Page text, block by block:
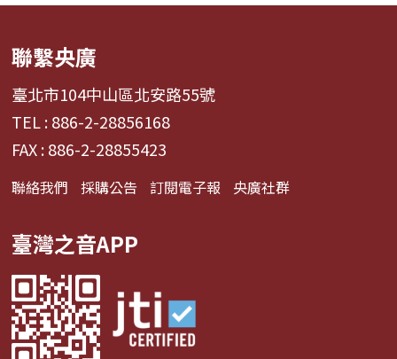
聯繫央廣
臺北市104中山區北安路55號
TEL : 886-2-28856168
FAX : 886-2-28855423
聯絡我們 採購公告 訂閱電子報 央廣社群
臺灣之音APP